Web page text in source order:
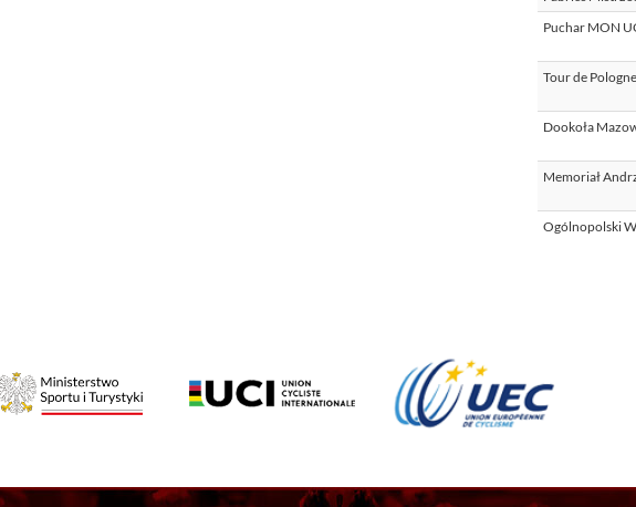
Puchar MON
Tour de
Dookoła
Memoriał
Ogólnopolski